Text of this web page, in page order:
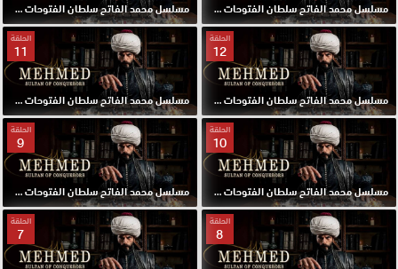
مسلسل محمد الفاتح سلطان الفتوحات مترجم الحلقة 14 HD مسلسل محمد الفاتح سلطان الفتوحات مترجم الحلقة 13 HD
الحلقة
12
مسلسل محمد الفاتح سلطان الفتوحات مترجم الحلقة 12 HD
الحلقة
11
مسلسل محمد الفاتح سلطان الفتوحات مترجم الحلقة 11 HD
الحلقة
10
مسلسل محمد الفاتح سلطان الفتوحات مترجم الحلقة 10 HD
الحلقة
9
مسلسل محمد الفاتح سلطان الفتوحات مترجم الحلقة 9 HD
الحلقة
8
الحلقة
7